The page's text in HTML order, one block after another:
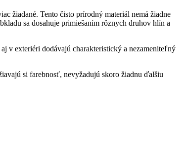
žiadané. Tento čisto prírodný materiál nemá žiadne
sa dosahuje primiešaním rôznych druhov hlín a
v exteriéri dodávajú charakteristický a nezameniteľný
si farebnosť, nevyžadujú skoro žiadnu ďalšiu